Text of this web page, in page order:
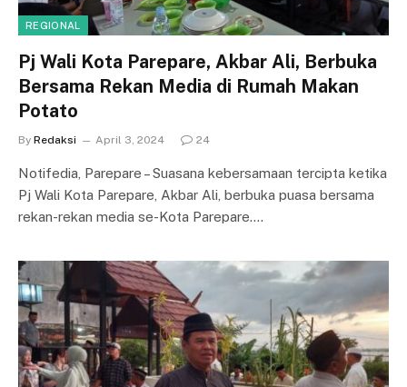
REGIONAL
Pj Wali Kota Parepare, Akbar Ali, Berbuka
Bersama Rekan Media di Rumah Makan
Potato
By Redaksi April 3, 2024 24
Notifedia, Parepare – Suasana kebersamaan tercipta ketika
Pj Wali Kota Parepare, Akbar Ali, berbuka puasa bersama
rekan-rekan media se-Kota Parepare.…